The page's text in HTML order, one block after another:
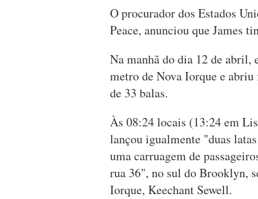
O procurador dos Estados
Peace, anunciou que James
Na manhã do dia 12 de abril,
metro de Nova Iorque e
de 33 balas.
Às 08:24 locais (13:24 em
lançou igualmente "duas
uma carruagem de
rua 36", no sul do Brooklyn,
Iorque, Keechant Sewell.